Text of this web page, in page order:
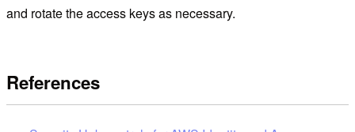
and rotate the access keys as necessary.
References